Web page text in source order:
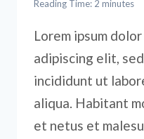
Reading Time: 2 minutes
Lorem ipsum
adipiscing elit,
incididunt ut
aliqua. Habitant
et netus et